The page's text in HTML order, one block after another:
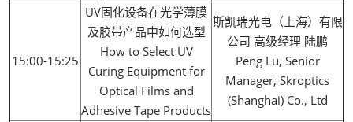
15:00-15:25
UV固化设备在光学薄膜
及胶带产品中如何选型
How to Select UV
Curing Equipment for
Optical Films and
Adhesive Tape Products
斯凯瑞光电（上海）有限
公司 高级经理 陆鹏
Peng Lu, Senior
Manager, Skroptics
(Shanghai) Co., Ltd